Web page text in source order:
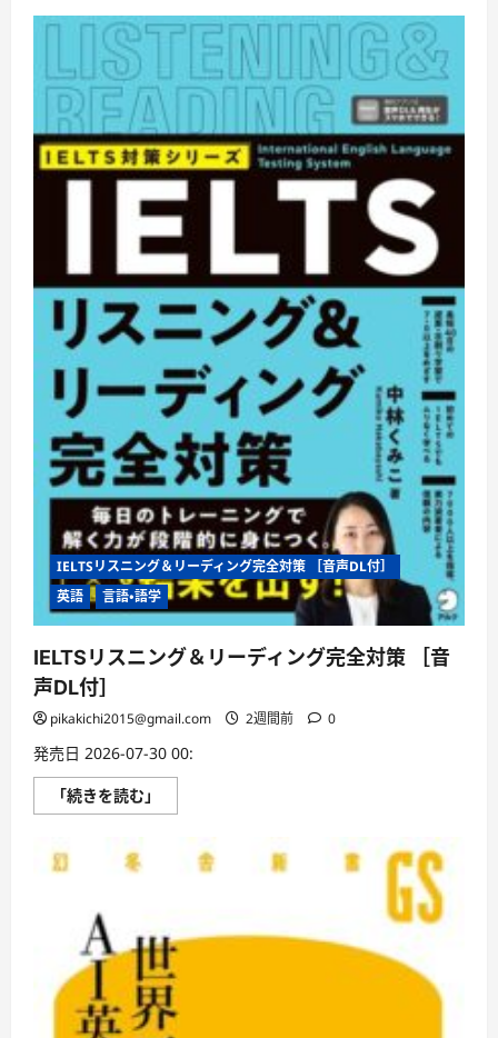
の
ん
ル
ー
ズ
旅
に
つ
い
さ
ら
に
読
む
IELTSリスニング＆リーディング完全対策 ［音声DL付］
英語
言語・語学
IELTSリスニング＆リーディング完全対策 ［音
声DL付］
pikakichi2015@gmail.com 2週間前 0
発売日 2026-07-30 00:
「続きを読む」
リ
デ
ィ
ン
グ
完
全
対